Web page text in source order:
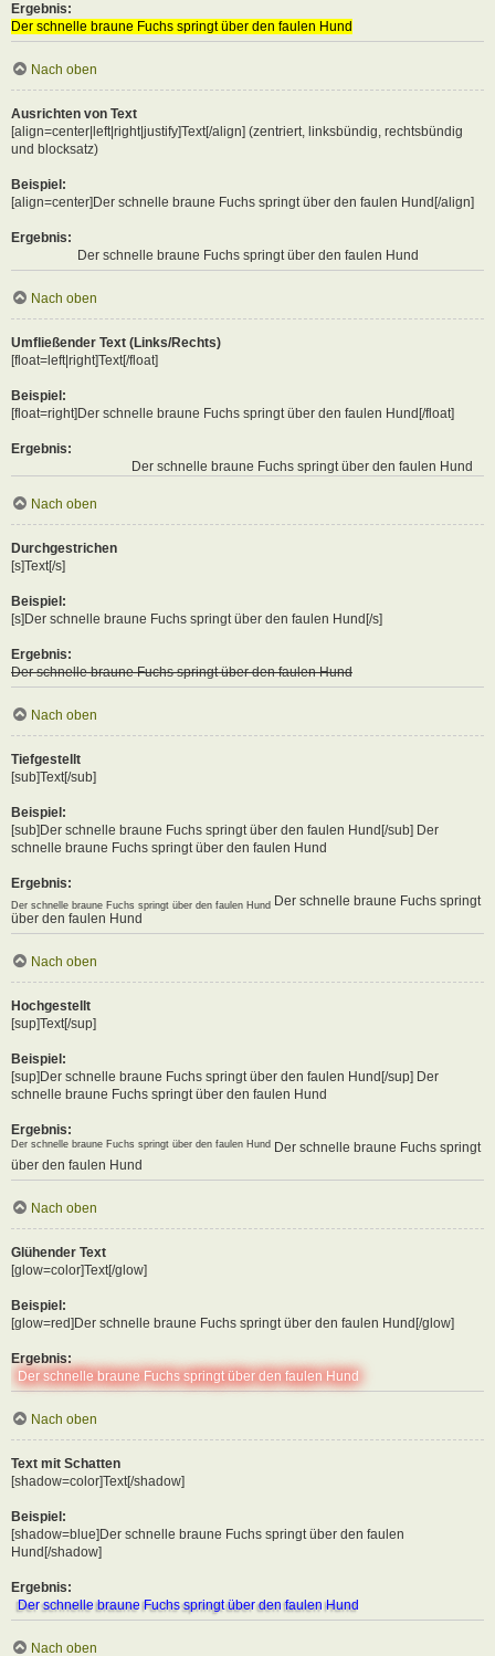
Ergebnis:
Der schnelle braune Fuchs springt über den faulen Hund
Nach oben
Ausrichten von Text
[align=center|left|right|justify]Text[/align] (zentriert, linksbündig, rechtsbündig
und blocksatz)
Beispiel:
[align=center]Der schnelle braune Fuchs springt über den faulen Hund[/align]
Ergebnis:
Der schnelle braune Fuchs springt über den faulen Hund
Nach oben
Umfließender Text (Links/Rechts)
[float=left|right]Text[/float]
Beispiel:
[float=right]Der schnelle braune Fuchs springt über den faulen Hund[/float]
Ergebnis:
Der schnelle braune Fuchs springt über den faulen Hund
Nach oben
Durchgestrichen
[s]Text[/s]
Beispiel:
[s]Der schnelle braune Fuchs springt über den faulen Hund[/s]
Ergebnis:
Der schnelle braune Fuchs springt über den faulen Hund
Nach oben
Tiefgestellt
[sub]Text[/sub]
Beispiel:
[sub]Der schnelle braune Fuchs springt über den faulen Hund[/sub] Der
schnelle braune Fuchs springt über den faulen Hund
Ergebnis:
Der schnelle braune Fuchs springt über den faulen Hund Der schnelle braune Fuchs springt
über den faulen Hund
Nach oben
Hochgestellt
[sup]Text[/sup]
Beispiel:
[sup]Der schnelle braune Fuchs springt über den faulen Hund[/sup] Der
schnelle braune Fuchs springt über den faulen Hund
Ergebnis:
Der schnelle braune Fuchs springt über den faulen Hund Der schnelle braune Fuchs springt
über den faulen Hund
Nach oben
Glühender Text
[glow=color]Text[/glow]
Beispiel:
[glow=red]Der schnelle braune Fuchs springt über den faulen Hund[/glow]
Ergebnis:
Der schnelle braune Fuchs springt über den faulen Hund
Nach oben
Text mit Schatten
[shadow=color]Text[/shadow]
Beispiel:
[shadow=blue]Der schnelle braune Fuchs springt über den faulen
Hund[/shadow]
Ergebnis:
Der schnelle braune Fuchs springt über den faulen Hund
Nach oben